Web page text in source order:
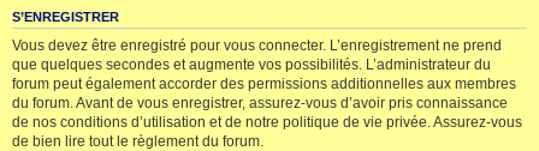
S’ENREGISTRER
Vous devez être enregistré pour vous connecter. L’enregistrement ne prend
que quelques secondes et augmente vos possibilités. L’administrateur du
forum peut également accorder des permissions additionnelles aux membres
du forum. Avant de vous enregistrer, assurez-vous d’avoir pris connaissance
de nos conditions d’utilisation et de notre politique de vie privée. Assurez-vous
de bien lire tout le règlement du forum.